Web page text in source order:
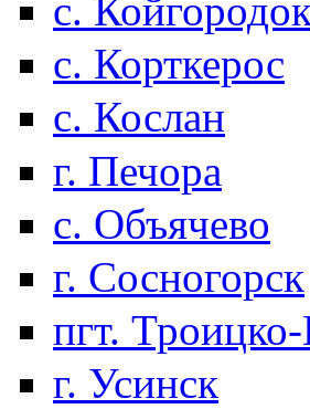
с. Койгородок
с. Корткерос
с. Кослан
г. Печора
с. Объячево
г. Сосногорск
пгт.
г. Усинск